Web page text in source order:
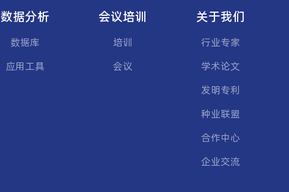
数据分析
数据库
应用工具
会议培训
培训
会议
关于我们
行业专家
学术论文
发明专利
种业联盟
合作中心
企业交流